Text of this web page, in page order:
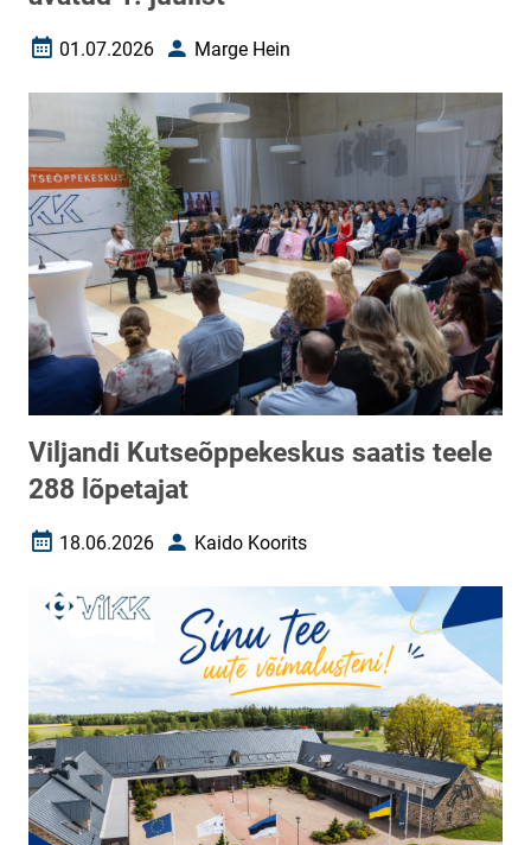
Loomise kuupäev
01.07.2026 AutorMarge Hein
Viljandi Kutseõppekeskus saatis teele
288 lõpetajat
Loomise kuupäev
18.06.2026 AutorKaido Koorits